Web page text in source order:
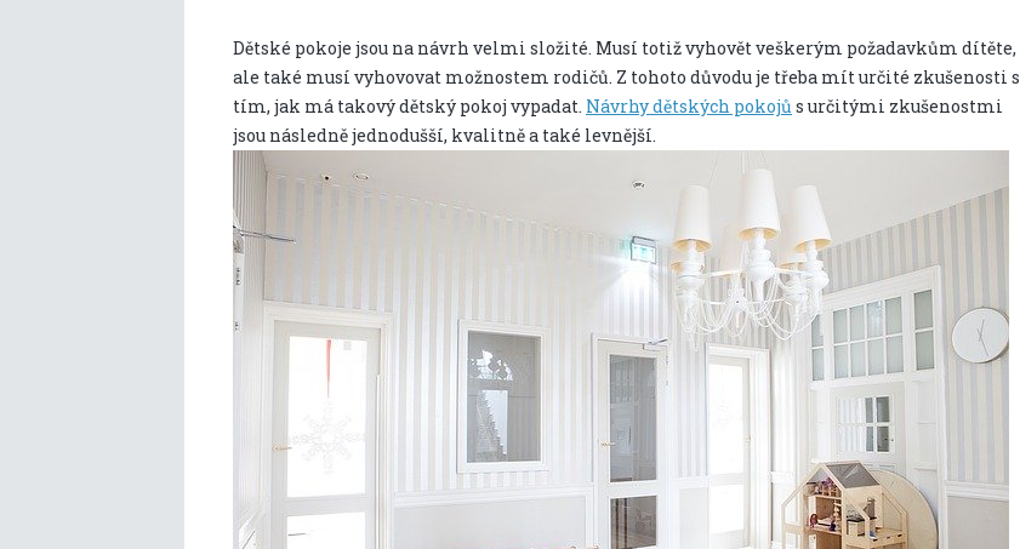
Dětské pokoje jsou na návrh velmi složité. Musí totiž vyhovět veškerým požadavkům dítěte,
ale také musí vyhovovat možnostem rodičů. Z tohoto důvodu je třeba mít určité zkušenosti s
tím, jak má takový dětský pokoj vypadat. Návrhy dětských pokojů s určitými zkušenostmi
jsou následně jednodušší, kvalitně a také levnější.